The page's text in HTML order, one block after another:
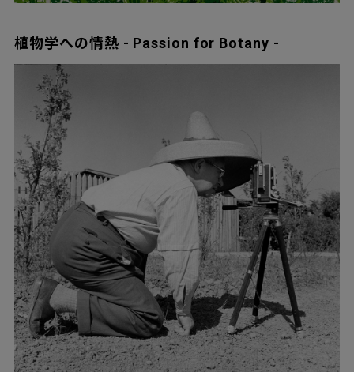
植物学への情熱 - Passion for Botany -